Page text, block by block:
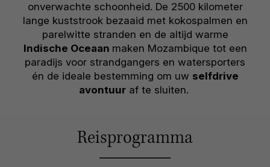
onverwachte schoonheid. De 2500 kilometer
lange kuststrook bezaaid met kokospalmen en
parelwitte stranden en de altijd warme
Indische Oceaan maken Mozambique tot een
paradijs voor strandgangers en watersporters
én de ideale bestemming om uw selfdrive
avontuuraf te sluiten.
Reisprogramma